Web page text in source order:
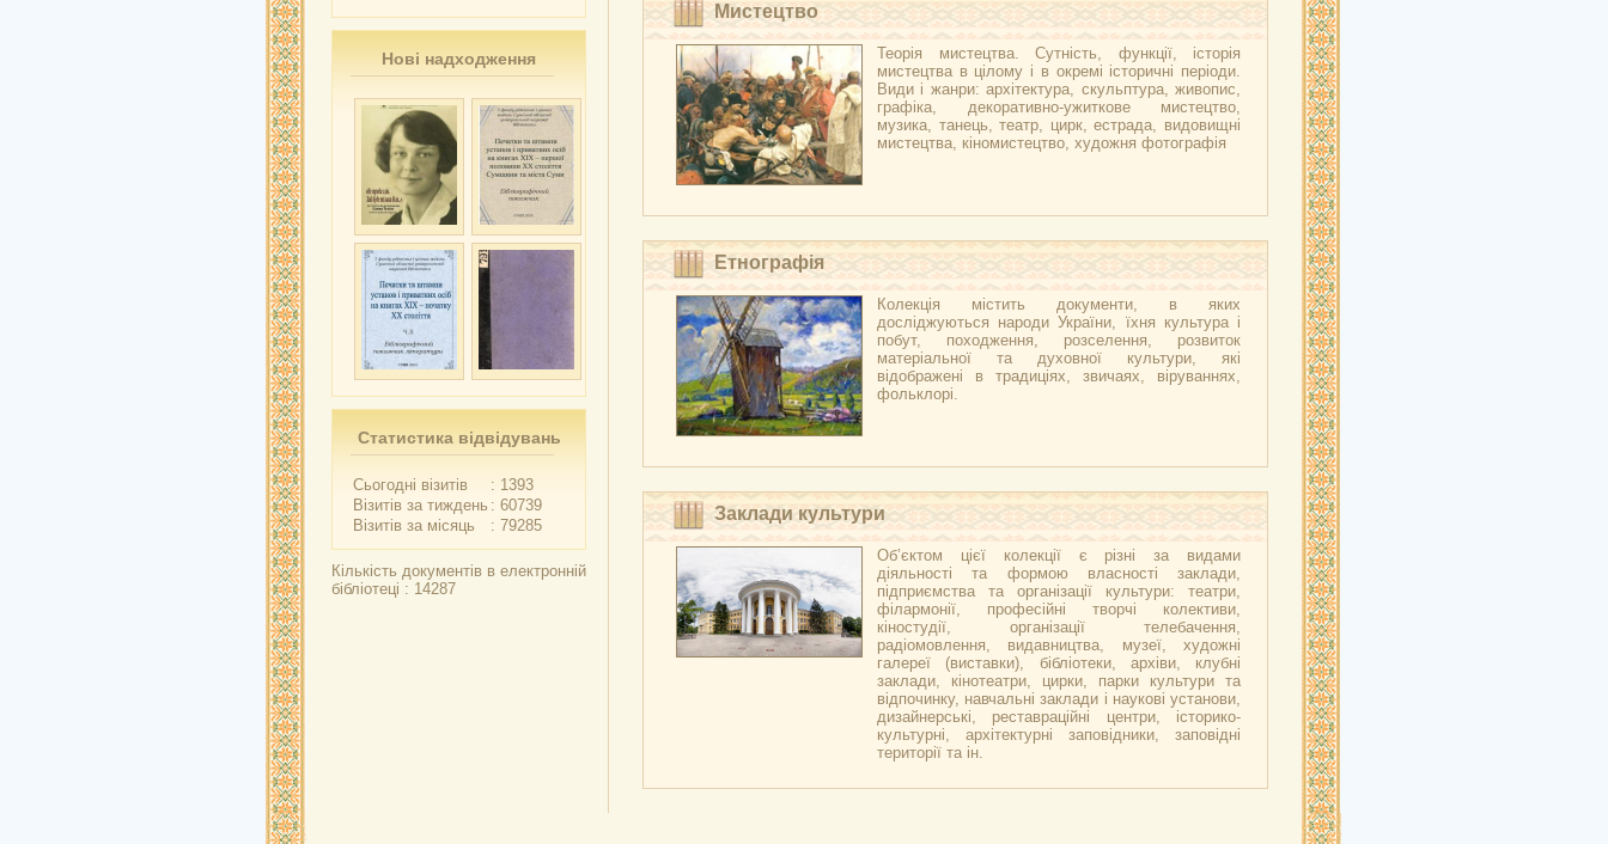
Нові надходження
Статистика відвідувань
Сьогодні візитів
: 1393
Візитів за тиждень : 60739
Візитів за місяць
: 79285
Кількість документів в електронній
бібліотеці : 14287
Мистецтво
Теорія мистецтва. Сутність, функції, історія
мистецтва в цілому і в окремі історичні періоди.
Види і жанри: архітектура, скульптура, живопис,
графіка, декоративно-ужиткове мистецтво,
музика, танець, театр, цирк, естрада, видовищні
мистецтва, кіномистецтво, художня фотографія
Етнографія
Колекція містить документи, в яких
досліджуються народи України, їхня культура і
побут, походження, розселення, розвиток
матеріальної та духовної культури, які
відображені в традиціях, звичаях, віруваннях,
фольклорі.
Заклади культури
Об’єктом цієї колекції є різні за видами
діяльності та формою власності заклади,
підприємства та організації культури: театри,
філармонії, професійні творчі колективи,
кіностудії, організації телебачення,
радіомовлення, видавництва, музеї, художні
галереї (виставки), бібліотеки, архіви, клубні
заклади, кінотеатри, цирки, парки культури та
відпочинку, навчальні заклади і наукові установи,
дизайнерські, реставраційні центри, історико-
культурні, архітектурні заповідники, заповідні
території та ін.